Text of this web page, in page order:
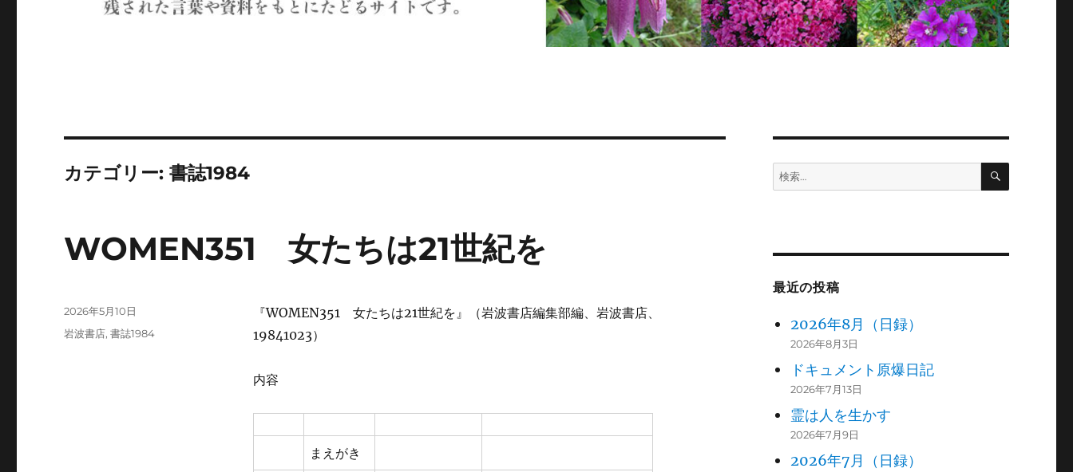
カテゴリー:書誌1984
WOMEN351 女たちは21世紀を
『WOMEN351 女たちは21世紀を』（岩波書店編集部編、岩波書店、
19841023）
内容
まえがき
投
稿
2026年5月10日
カ
岩波書店,書誌1984
検
索:
検
最近の投稿
2026年8月（日録）
2026年8月3日
ドキュメント原爆日記
2026年7月13日
霊は人を生かす
2026年7月9日
2026年7月（日録）